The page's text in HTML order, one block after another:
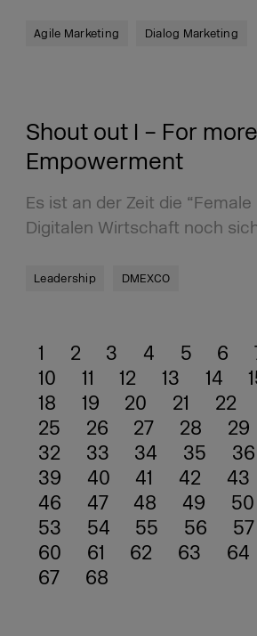
Agile Marketing Dialog Marketing
Shout out I – For
Empowerment
Es ist an der Zeit die
Digitalen Wirtschaft noch
Leadership DMEXCO
1 2 3 4 5 6
10
11 12 13 14
18
19 20 21 22
25
26 27 28 29
32
33 34 35 36
39
40 41 42 43
46
47 48 49 50
53
54 55 56 57
60
61 62 63 64
67
68